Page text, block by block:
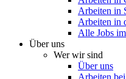
Arbeiten in
Arbeiten in
Alle Jobs
Über uns
Wer wir sind
Über uns
Arbeiten